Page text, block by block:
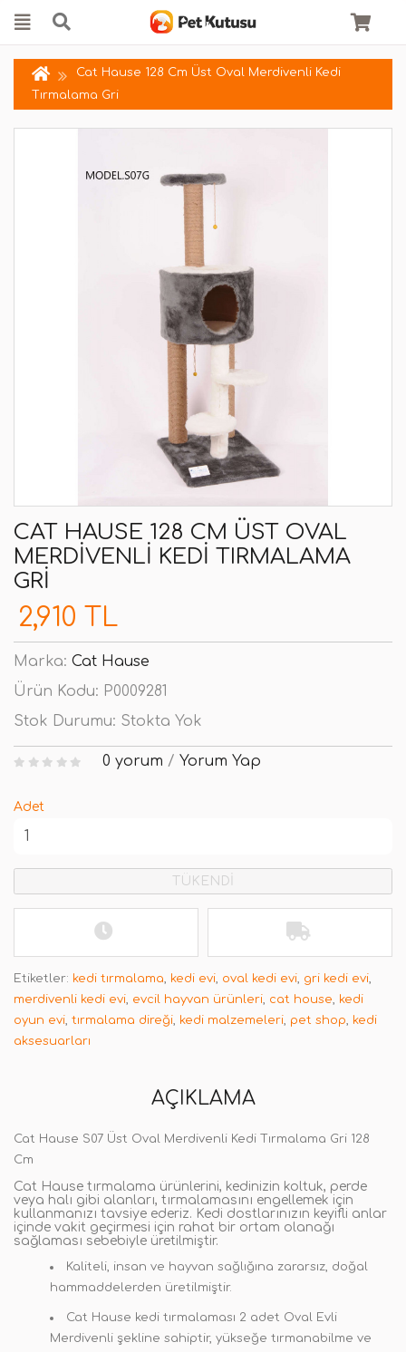
Cat Hause 128 Cm Üst Oval Merdivenli Kedi
Tırmalama Gri
CAT HAUSE 128 CM ÜST OVAL
MERDIVENLI KEDI TIRMALAMA
GRI
2,910 TL
Marka: Cat Hause
Ürün Kodu: P0009281
Stok Durumu: Stokta Yok
0 yorum / Yorum Yap
Adet
TÜKENDİ
Etiketler: kedi tırmalama, kedi evi, oval kedi evi, gri kedi evi,
merdivenli kedi evi, evcil hayvan ürünleri, cat house, kedi
oyun evi, tırmalama direği, kedi malzemeleri, pet shop, kedi
aksesuarları
AÇIKLAMA
Cat Hause S07 Üst Oval Merdivenli Kedi Tırmalama Gri 128
Cm
Cat Hause tırmalama ürünlerini, kedinizin koltuk, perde
veya halı gibi alanları, tırmalamasını engellemek için
kullanmanızı tavsiye ederiz. Kedi dostlarınızın keyifli anlar
içinde vakit geçirmesi için rahat bir ortam olanağı
sağlaması sebebiyle üretilmiştir.
Kaliteli, insan ve hayvan sağlığına zararsız, doğal
hammaddelerden üretilmiştir.
Cat Hause kedi tırmalaması 2 adet Oval Evli
Merdivenli şekline sahiptir, yükseğe tırmanabilme ve